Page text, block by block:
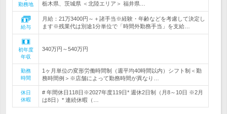
勤務地
栃木県、茨城県 ＜北陸エリア＞ 福井県…
給与
月給：21万3400円～＋諸手当※経験・年齢などを考慮して決定し
ます※残業代は別途1分単位で「時間外勤務手当」を支給…
初年度
年収
340万円～540万円
勤務
時間
1ヶ月単位の変形労働時間制（週平均40時間以内）シフト制＜勤
務時間例＞※店舗によって勤務時間が異なり…
休日
休暇
# 年間休日118日※2027年度119日* 週休2日制（月8～10日 ※2月
は8日）* 連続休暇（…